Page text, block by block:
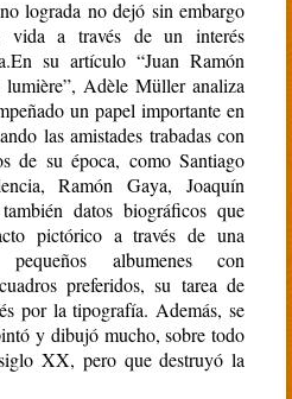
lograda no dejó sin embargo
vida a través de un interés
su artículo “Juan Ramón
lumière”, Adèle Müller analiza
un papel importante en
las amistades trabadas con
de su época, como Santiago
Ramón Gaya, Joaquín
datos biográficos que
pictórico a través de una
albumenes con
preferidos, su tarea de
por la tipografía. Además, se
y dibujó mucho, sobre todo
XX, pero que destruyó la